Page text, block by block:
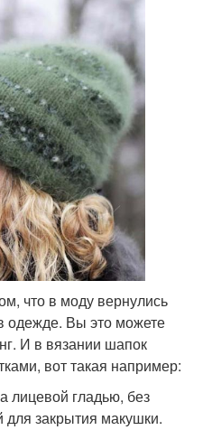
что в моду вернулись
одежде. Вы это можете
И в вязании шапок
вот такая например:
лицевой гладью, без
для закрытия макушки.